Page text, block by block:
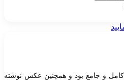
و جامع بود و همچنین عکس نوشته